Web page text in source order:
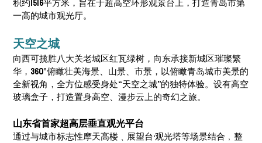
积约1516平方米，旨在于超高空环形观景台上，打造青岛市第
一高的城市观光厅。
天空之城
向西可揽胜八大关老城区红瓦绿树，向东承接新城区璀璨繁
华，360°俯瞰壮美海景、山景、市景，以俯瞰青岛城市美景的
全新视角，全方位感受身处“天空之城”的独特体验。设有高空
玻璃盒子，打造置身高空、漫步云上的奇幻之旅。
山东省首家超高层垂直观光平台
通过与城市标志性摩天高楼﹑展望台·观光塔等场景结合﹐整